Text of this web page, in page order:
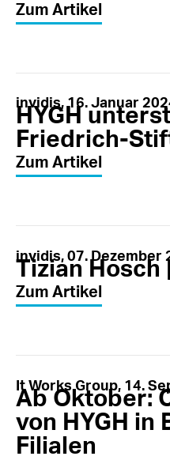
Zum Artikel
invidis, 16. Januar
HYGH
Friedrich-
Zum Artikel
invidis, 07. Dezember
Tizian Hosch
Zum Artikel
It Works Group, 14.
Ab Oktober:
von HYGH in
Filialen